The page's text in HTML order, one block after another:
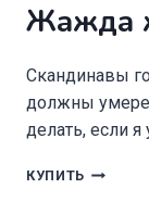
Жажда
Скандинавы
должны
делать, если
КУПИТЬ ЖАЖДА